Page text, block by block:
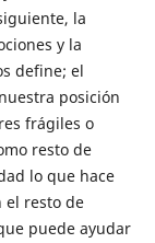
la
y la
define; el
posición
frágiles o
resto de
lo que hace
el resto de
puede ayudar